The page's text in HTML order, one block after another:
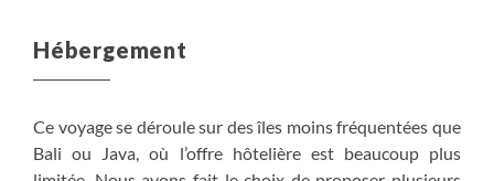
Hébergement
Ce voyage se déroule sur des îles moins fréquentées que
Bali ou Java, où l’offre hôtelière est beaucoup plus